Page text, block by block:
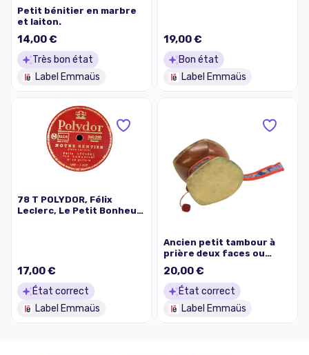
Petit bénitier en marbre
et laiton.
14,00 €
Très bon état
Label Emmaüs
19,00 €
Bon état
Label Emmaüs
78 T POLYDOR, Félix
Leclerc, Le Petit Bonheur
17,00 €
État correct
Label Emmaüs
Ancien petit tambour à
prière deux faces ou
Damaru Tibétain
20,00 €
État correct
Label Emmaüs